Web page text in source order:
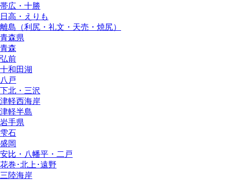
帯広・十勝
日高・えりも
離島（利尻・礼文・天売・焼尻）
青森県
青森
弘前
十和田湖
八戸
下北・三沢
津軽西海岸
津軽半島
岩手県
雫石
盛岡
安比・八幡平・二戸
花巻･北上･遠野
三陸海岸